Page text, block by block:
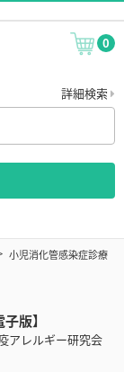
0
詳細検索
小児消化管感染症診療
版】
アレルギー研究会